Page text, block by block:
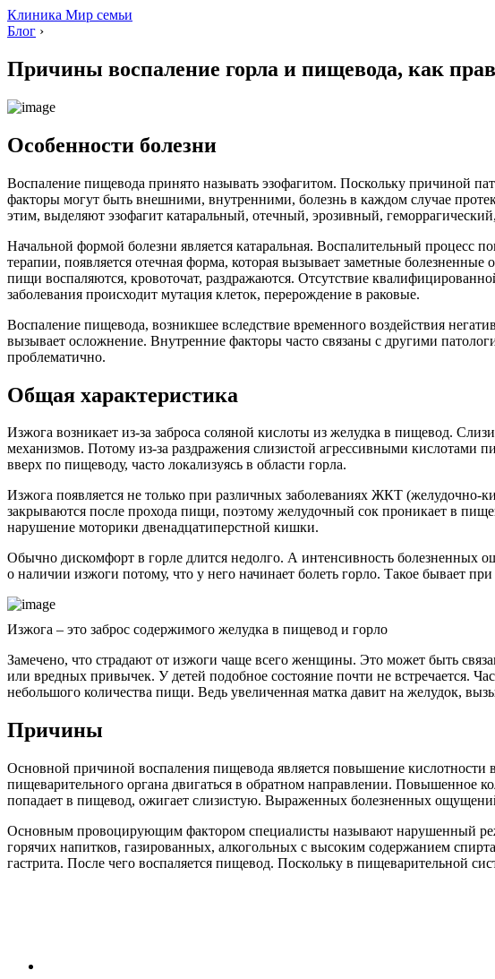
Клиника Мир семьи
Блог ›
Причины воспаление горла и пищевода, как
Особенности болезни
Воспаление пищевода принято называть эзофагитом. Поскольку причиной
факторы могут быть внешними, внутренними, болезнь в каждом случае
этим, выделяют эзофагит катаральный, отечный, эрозивный,
Начальной формой болезни является катаральная. Воспалительный процесс
терапии, появляется отечная форма, которая вызывает заметные
пищи воспаляются, кровоточат, раздражаются. Отсутствие
заболевания происходит мутация клеток, перерождение в раковые.
Воспаление пищевода, возникшее вследствие временного воздействия
вызывает осложнение. Внутренние факторы часто связаны с другими
проблематично.
Общая характеристика
Изжога возникает из-за заброса соляной кислоты из желудка в пищевод.
механизмов. Потому из-за раздражения слизистой агрессивными кислотами
вверх по пищеводу, часто локализуясь в области горла.
Изжога появляется не только при различных заболеваниях ЖКТ (желудочно-
закрываются после прохода пищи, поэтому желудочный сок проникает в
нарушение моторики двенадцатиперстной кишки.
Обычно дискомфорт в горле длится недолго. А интенсивность болезненных
о наличии изжоги потому, что у него начинает болеть горло. Такое бывает
Изжога – это заброс содержимого желудка в пищевод и горло
Замечено, что страдают от изжоги чаще всего женщины. Это может быть
или вредных привычек. У детей подобное состояние почти не встречается.
небольшого количества пищи. Ведь увеличенная матка давит на желудок,
Причины
Основной причиной воспаления пищевода является повышение
пищеварительного органа двигаться в обратном направлении. Повышенное
попадает в пищевод, ожигает слизистую. Выраженных болезненных
Основным провоцирующим фактором специалисты называют нарушенный
горячих напитков, газированных, алкогольных с высоким содержанием
гастрита. После чего воспаляется пищевод. Поскольку в пищеварительной